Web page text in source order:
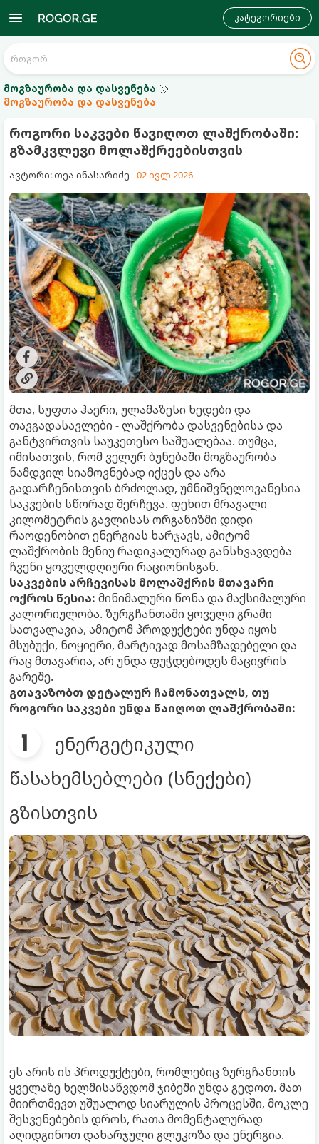
კატეგორიები
მოგზაურობა და დასვენება
მოგზაურობა და დასვენება
როგორი საკვები წავიღოთ ლაშქრობაში:
გზამკვლევი მოლაშქრეებისთვის
ავტორი: თეა ინასარიძე 02 ივლ 2026
მთა, სუფთა ჰაერი, ულამაზესი ხედები და
თავგადასავლები - ლაშქრობა დასვენებისა და
განტვირთვის საუკეთესო საშუალებაა. თუმცა,
იმისათვის, რომ ველურ ბუნებაში მოგზაურობა
ნამდვილ სიამოვნებად იქცეს და არა
გადარჩენისთვის ბრძოლად, უმნიშვნელოვანესია
საკვების სწორად შერჩევა. ფეხით მრავალი
კილომეტრის გავლისას ორგანიზმი დიდი
რაოდენობით ენერგიას ხარჯავს, ამიტომ
ლაშქრობის მენიუ რადიკალურად განსხვავდება
ჩვენი ყოველდღიური რაციონისგან.
საკვების არჩევისას მოლაშქრის მთავარი
ოქროს წესია: მინიმალური წონა და მაქსიმალური
კალორიულობა. ზურგჩანთაში ყოველი გრამი
სათვალავია, ამიტომ პროდუქტები უნდა იყოს
მსუბუქი, ნოყიერი, მარტივად მოსამზადებელი და
რაც მთავარია, არ უნდა ფუჭდებოდეს მაცივრის
გარეშე.
გთავაზობთ დეტალურ ჩამონათვალს, თუ
როგორი საკვები უნდა წაიღოთ ლაშქრობაში:
ენერგეტიკული
წასახემსებლები (სნექები)
გზისთვის
ეს არის ის პროდუქტები, რომლებიც ზურგჩანთის
ყველაზე ხელმისაწვდომ ჯიბეში უნდა გედოთ. მათ
მიირთმევთ უშუალოდ სიარულის პროცესში, მოკლე
შესვენებების დროს, რათა მომენტალურად
აღიდგინოთ დახარჯული გლუკოზა და ენერგია.